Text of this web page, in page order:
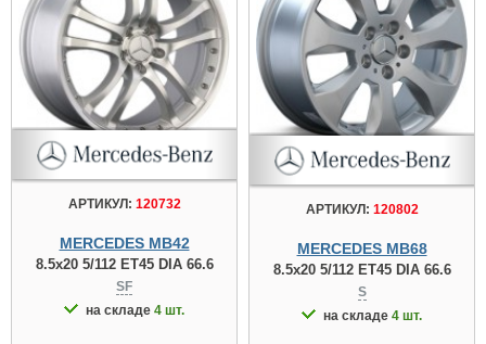
АРТИКУЛ: 120732
MERCEDES MB42
8.5x20 5/112 ET45 DIA 66.6
SF
на складе 4 шт.
АРТИКУЛ: 120802
MERCEDES MB68
8.5x20 5/112 ET45 DIA 66.6
S
на складе 4 шт.